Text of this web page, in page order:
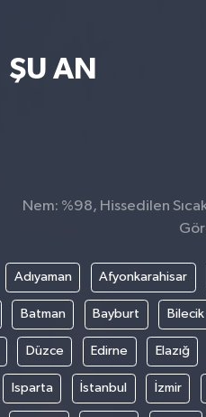
ŞU AN
Nem: %98, Hissedilen
Adıyaman Afyonkarahisar
Batman Bayburt Bilecik
Düzce Edirne Elazığ
Isparta İstanbul İzmir